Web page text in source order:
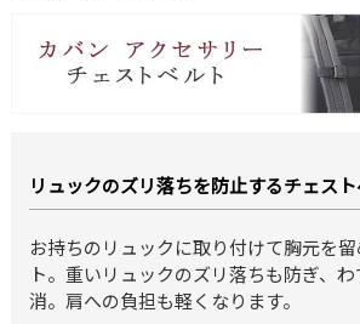
リュックのズリ落ちを防止するチェス
お持ちのリュックに取り付けて胸元を
ト。重いリュックのズリ落ちも防ぎ、
消。肩への負担も軽くなります。